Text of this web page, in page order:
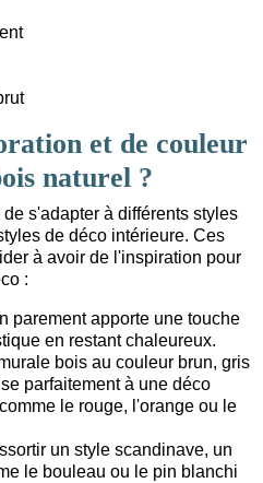
et de couleur
naturel ?
s'adapter à différents styles
de déco intérieure. Ces
à avoir de l'inspiration pour
:
parement apporte une touche
en restant chaleureux.
bois au couleur brun, gris
parfaitement à une déco
le rouge, l'orange ou le
un style scandinave, un
le bouleau ou le pin blanchi